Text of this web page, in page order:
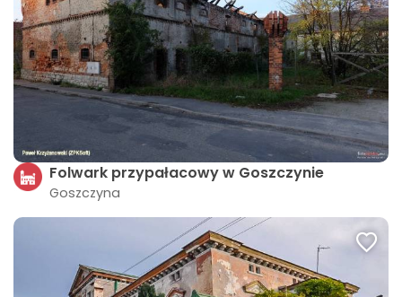
Folwark przypałacowy w Goszczynie
Goszczyna